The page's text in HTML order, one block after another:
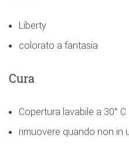
Liberty
colorato a fantasia
Cura
Copertura lavabile a 30° C
rimuovere quando non in